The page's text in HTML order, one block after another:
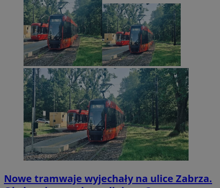
Nowe tramwaje wyjechały na ulice Zabrza.